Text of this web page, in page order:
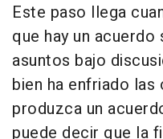
Este paso llega
que hay un
asuntos bajo
bien ha enfriado
produzca un
puede decir que la